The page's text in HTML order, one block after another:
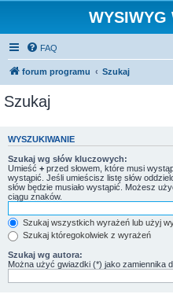
FAQ
forum programu Szukaj
Szukaj
WYSZUKIWANIE
Szukaj wg słów kluczowych:
Umieść + przed słowem, które musi
wystąpić. Jeśli umieścisz listę słów
słów będzie musiało wystąpić. Możesz
ciągu znaków.
Szukaj wszystkich wyrażeń lub użyj
Szukaj któregokolwiek z wyrażeń
Szukaj wg autora:
Można użyć gwiazdki (*) jako zamiennika